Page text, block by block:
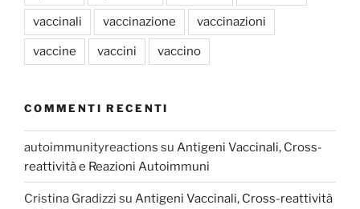
vaccinali vaccinazione vaccinazioni
vaccine vaccini vaccino
COMMENTI RECENTI
autoimmunityreactions su Antigeni Vaccinali, Cross-
reattività e Reazioni Autoimmuni
Cristina Gradizzi su Antigeni Vaccinali, Cross-reattività